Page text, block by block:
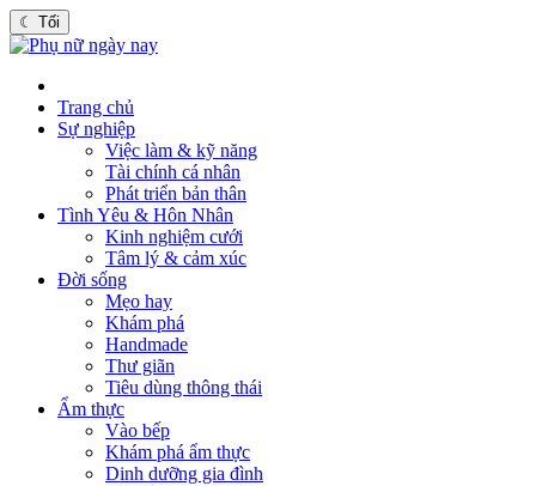
☾ Tối
Trang chủ
Sự nghiệp
Việc làm & kỹ năng
Tài chính cá nhân
Phát triển bản thân
Tình Yêu & Hôn Nhân
Kinh nghiệm cưới
Tâm lý & cảm xúc
Đời sống
Mẹo hay
Khám phá
Handmade
Thư giãn
Tiêu dùng thông thái
Ẩm thực
Vào bếp
Khám phá ẩm thực
Dinh dưỡng gia đình